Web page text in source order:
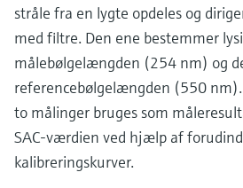
stråle fra en lygte opdeles og
med filtre. Den ene bestemmer
målebølgelængden (254 nm) og
referencebølgelængden (550
to målinger bruges som
SAC-værdien ved hjælp af
kalibreringskurver.